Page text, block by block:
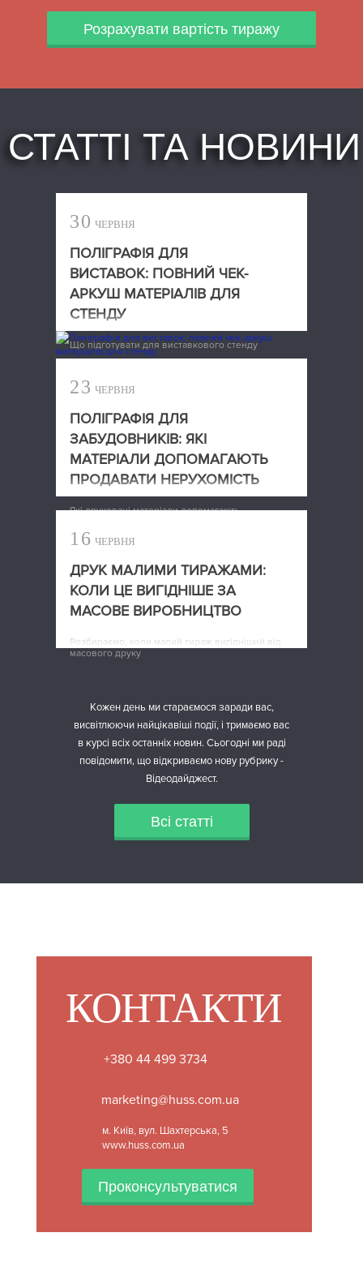
Розрахувати вартість тиражу
СТАТТІ ТА НОВИНИ
30 ЧЕРВНЯ
ПОЛІГРАФІЯ ДЛЯ
ВИСТАВОК: ПОВНИЙ ЧЕК-
АРКУШ МАТЕРІАЛІВ ДЛЯ
СТЕНДУ
Що підготувати для виставкового стенду
23 ЧЕРВНЯ
ПОЛІГРАФІЯ ДЛЯ
ЗАБУДОВНИКІВ: ЯКІ
МАТЕРІАЛИ ДОПОМАГАЮТЬ
ПРОДАВАТИ НЕРУХОМІСТЬ
Які друковані матеріали допомагають
16 ЧЕРВНЯ
ДРУК МАЛИМИ ТИРАЖАМИ:
КОЛИ ЦЕ ВИГІДНІШЕ ЗА
МАСОВЕ ВИРОБНИЦТВО
Розбираємо, коли малий тираж вигідніший від
масового друку
Кожен день ми стараємося заради вас,
висвітлюючи найцікавіші події, і тримаємо вас
в курсі всіх останніх новин. Сьогодні ми раді
повідомити, що відкриваємо нову рубрику -
Відеодайджест.
Всі статті
КОНТАКТИ
+380 44 499 3734
marketing@huss.com.ua
м. Київ, вул. Шахтерська, 5
www.huss.com.ua
Проконсультуватися